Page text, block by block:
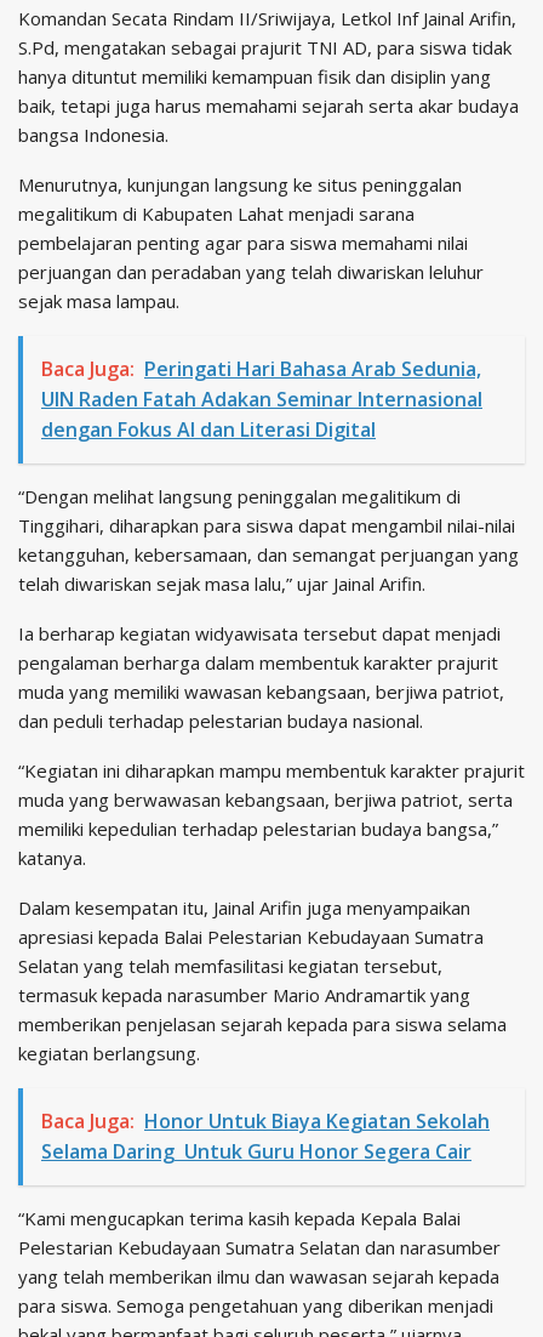
Komandan Secata Rindam II/Sriwijaya, Letkol Inf Jainal Arifin,
S.Pd, mengatakan sebagai prajurit TNI AD, para siswa tidak
hanya dituntut memiliki kemampuan fisik dan disiplin yang
baik, tetapi juga harus memahami sejarah serta akar budaya
bangsa Indonesia.
Menurutnya, kunjungan langsung ke situs peninggalan
megalitikum di Kabupaten Lahat menjadi sarana
pembelajaran penting agar para siswa memahami nilai
perjuangan dan peradaban yang telah diwariskan leluhur
sejak masa lampau.
Baca Juga: Peringati Hari Bahasa Arab Sedunia,
UIN Raden Fatah Adakan Seminar Internasional
dengan Fokus AI dan Literasi Digital
“Dengan melihat langsung peninggalan megalitikum di
Tinggihari, diharapkan para siswa dapat mengambil nilai-nilai
ketangguhan, kebersamaan, dan semangat perjuangan yang
telah diwariskan sejak masa lalu,” ujar Jainal Arifin.
Ia berharap kegiatan widyawisata tersebut dapat menjadi
pengalaman berharga dalam membentuk karakter prajurit
muda yang memiliki wawasan kebangsaan, berjiwa patriot,
dan peduli terhadap pelestarian budaya nasional.
“Kegiatan ini diharapkan mampu membentuk karakter prajurit
muda yang berwawasan kebangsaan, berjiwa patriot, serta
memiliki kepedulian terhadap pelestarian budaya bangsa,”
katanya.
Dalam kesempatan itu, Jainal Arifin juga menyampaikan
apresiasi kepada Balai Pelestarian Kebudayaan Sumatra
Selatan yang telah memfasilitasi kegiatan tersebut,
termasuk kepada narasumber Mario Andramartik yang
memberikan penjelasan sejarah kepada para siswa selama
kegiatan berlangsung.
Baca Juga: Honor Untuk Biaya Kegiatan Sekolah
Selama Daring Untuk Guru Honor Segera Cair
“Kami mengucapkan terima kasih kepada Kepala Balai
Pelestarian Kebudayaan Sumatra Selatan dan narasumber
yang telah memberikan ilmu dan wawasan sejarah kepada
para siswa. Semoga pengetahuan yang diberikan menjadi